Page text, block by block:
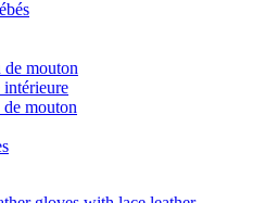
de mouton
intérieure
de mouton